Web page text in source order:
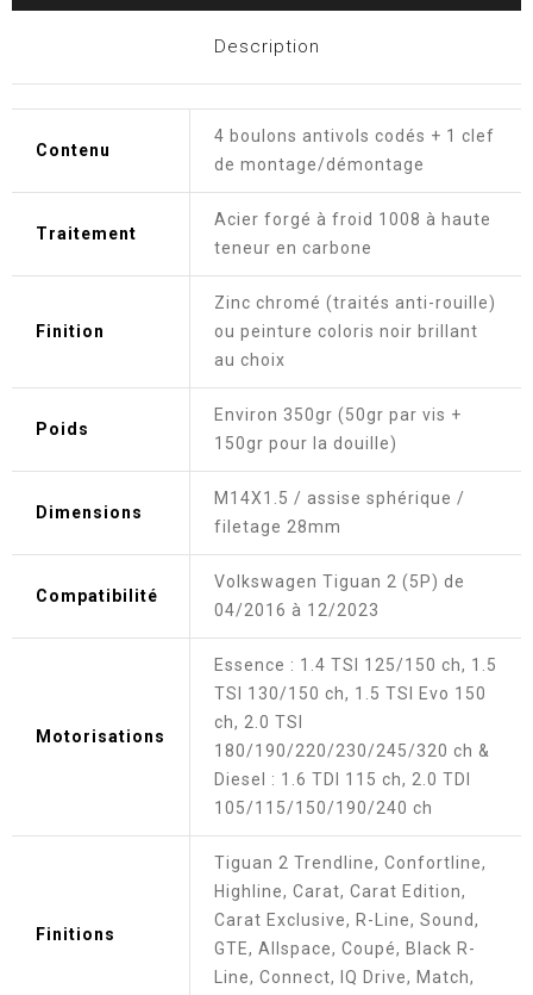
Description
Contenu
4 boulons antivols codés + 1 clef
de montage/démontage
Traitement
Acier forgé à froid 1008 à haute
teneur en carbone
Finition
Zinc chromé (traités anti-rouille)
ou peinture coloris noir brillant
au choix
Poids
Environ 350gr (50gr par vis +
150gr pour la douille)
Dimensions
M14X1.5 / assise sphérique /
filetage 28mm
Compatibilité
Volkswagen Tiguan 2 (5P) de
04/2016 à 12/2023
Motorisations
Essence : 1.4 TSI 125/150 ch, 1.5
TSI 130/150 ch, 1.5 TSI Evo 150
ch, 2.0 TSI
180/190/220/230/245/320 ch &
Diesel : 1.6 TDI 115 ch, 2.0 TDI
105/115/150/190/240 ch
Finitions
Tiguan 2 Trendline, Confortline,
Highline, Carat, Carat Edition,
Carat Exclusive, R-Line, Sound,
GTE, Allspace, Coupé, Black R-
Line, Connect, IQ Drive, Match,